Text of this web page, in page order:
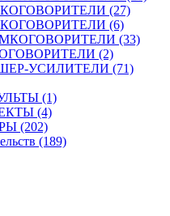
(27)
(6)
(33)
(2)
УСИЛИТЕЛИ (71)
(1)
(4)
(202)
(189)